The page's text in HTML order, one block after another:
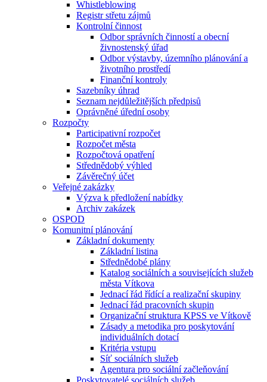
Whistleblowing
Registr střetu zájmů
Kontrolní činnost
Odbor správních činností a obecní
živnostenský úřad
Odbor výstavby, územního plánování a
životního prostředí
Finanční kontroly
Sazebníky úhrad
Seznam nejdůležitějších předpisů
Oprávněné úřední osoby
Rozpočty
Participativní rozpočet
Rozpočet města
Rozpočtová opatření
Střednědobý výhled
Závěrečný účet
Veřejné zakázky
Výzva k předložení nabídky
Archiv zakázek
OSPOD
Komunitní plánování
Základní dokumenty
Základní listina
Střednědobé plány
Katalog sociálních a souvisejících služeb
města Vítkova
Jednací řád řídící a realizační skupiny
Jednací řád pracovních skupin
Organizační struktura KPSS ve Vítkově
Zásady a metodika pro poskytování
individuálních dotací
Kritéria vstupu
Síť sociálních služeb
Agentura pro sociální začleňování
Poskytovatelé sociálních služeb